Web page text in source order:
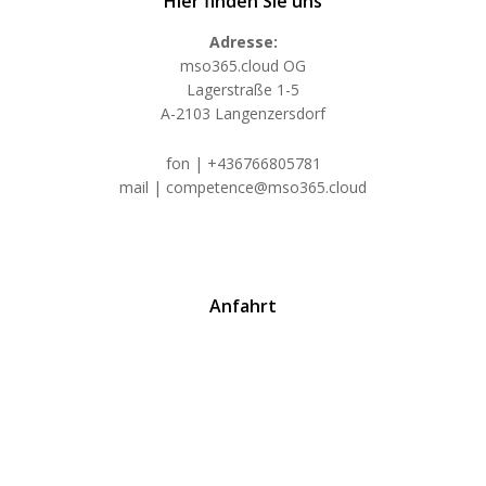
Adresse:
mso365.cloud OG
Lagerstraße 1-5
A-2103 Langenzersdorf
fon | +436766805781
mail | competence@mso365.cloud
Anfahrt